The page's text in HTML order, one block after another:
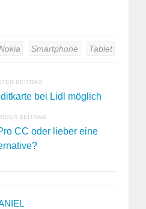
Smartphone Tablet
BEITRAG
bei Lidl möglich
BEITRAG
CC oder lieber eine